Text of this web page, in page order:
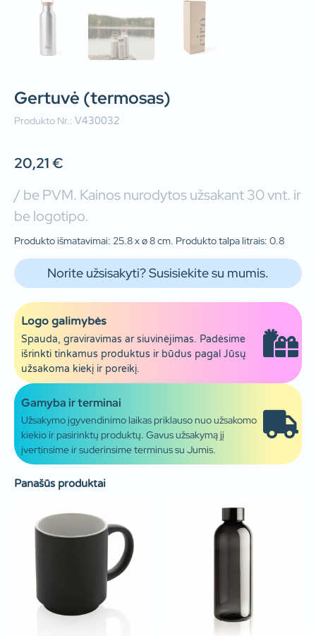
Gertuvė (termosas)
Produkto Nr.: V430032
20,21€
/ be PVM. Kainos nurodytos užsakant 30 vnt. ir
be logotipo.
Produkto išmatavimai: 25.8 x ø 8 cm. Produkto talpa litrais: 0.8
Norite užsisakyti? Susisiekite su mumis.
Logo galimybės
Spauda, graviravimas ar siuvinėjimas. Padėsime
išrinkti tinkamus produktus ir būdus pagal Jūsų
užsakoma kiekį ir poreikį.
Gamyba ir terminai
Užsakymo įgyvendinimo laikas priklauso nuo užsakomo
kiekio ir pasirinktų produktų. Gavus užsakymą jį
įvertinsime ir suderinsime terminus su Jumis.
Panašūs produktai